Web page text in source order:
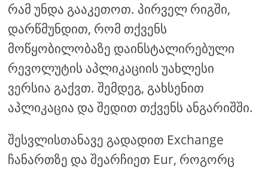
რამ უნდა გააკეთოთ. პირველ რიგში,
დარწმუნდით, რომ თქვენს
მოწყობილობაზე დაინსტალირებული
რევოლუტის აპლიკაციის უახლესი
ვერსია გაქვთ. შემდეგ, გახსენით
აპლიკაცია და შედით თქვენს ანგარიშში.
შესვლისთანავე გადადით Exchange
ჩანართზე და შეარჩიეთ Eur, როგორც